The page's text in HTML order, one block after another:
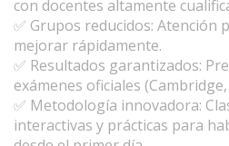
con docentes altamente
✅ Grupos reducidos: Atención
mejorar rápidamente.
✅ Resultados garantizados:
exámenes oficiales (Cambridge,
✅ Metodología innovadora:
interactivas y prácticas para